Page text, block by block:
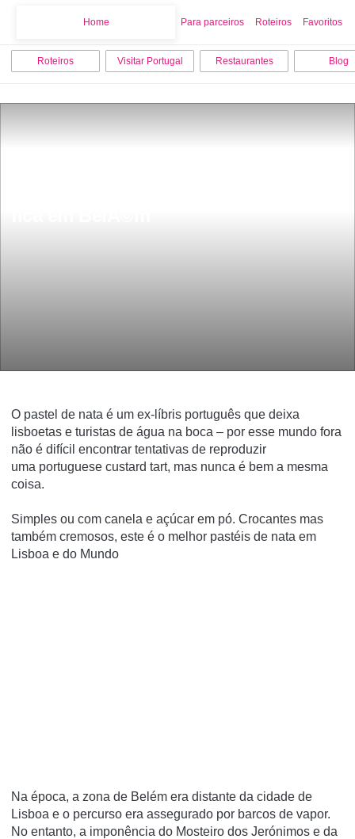
Home Para parceiros Roteiros Favoritos
Roteiros Visitar Portugal Restaurantes Blog
O pastel de nata é um ex-líbris português que deixa
lisboetas e turistas de água na boca – por esse mundo fora
não é difícil encontrar tentativas de reproduzir
uma portuguese custard tart, mas nunca é bem a mesma
coisa.
Simples ou com canela e açúcar em pó. Crocantes mas
também cremosos, este é o melhor pastéis de nata em
Lisboa e do Mundo
Na época, a zona de Belém era distante da cidade de
Lisboa e o percurso era assegurado por barcos de vapor.
No entanto, a imponência do Mosteiro dos Jerónimos e da